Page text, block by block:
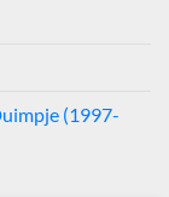
(1997-